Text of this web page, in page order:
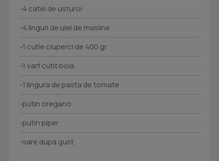
-4 catei de usturoi
-4 linguri de ulei de masline
-1 cutie ciuperci de 400 gr.
-1 varf cutit boia
-1 lingura de pasta de tomate
-putin oregano
-putin piper
-sare dupa gust